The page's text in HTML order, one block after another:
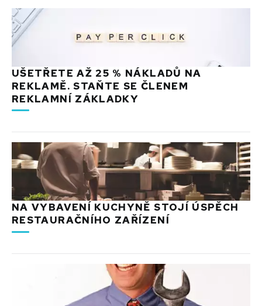
UŠETŘETE AŽ 25 % NÁKLADŮ NA
REKLAMĚ. STAŇTE SE ČLENEM
REKLAMNÍ ZÁKLADKY
NA VYBAVENÍ KUCHYNĚ STOJÍ ÚSPĚCH
RESTAURAČNÍHO ZAŘÍZENÍ